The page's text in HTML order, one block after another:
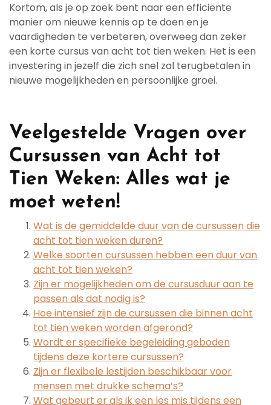
Kortom, als je op zoek bent naar een efficiënte
manier om nieuwe kennis op te doen en je
vaardigheden te verbeteren, overweeg dan zeker
een korte cursus van acht tot tien weken. Het is een
investering in jezelf die zich snel zal terugbetalen in
nieuwe mogelijkheden en persoonlijke groei.
Veelgestelde Vragen over
Cursussen van Acht tot
Tien Weken: Alles wat je
moet weten!
Wat is de gemiddelde duur van de cursussen die
acht tot tien weken duren?
Welke soorten cursussen hebben een duur van
acht tot tien weken?
Zijn er mogelijkheden om de cursusduur aan te
passen als dat nodig is?
Hoe intensief zijn de cursussen die binnen acht
tot tien weken worden afgerond?
Wordt er specifieke begeleiding geboden
tijdens deze kortere cursussen?
Zijn er flexibele lestijden beschikbaar voor
mensen met drukke schema’s?
Wat gebeurt er als ik een les mis tijdens een